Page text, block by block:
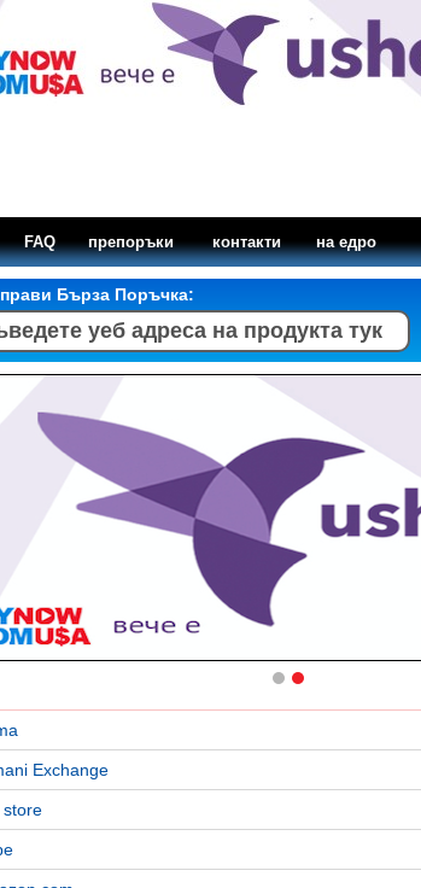
FAQ препоръки контакти на едро
Бърза Поръчка:
Exchange
store